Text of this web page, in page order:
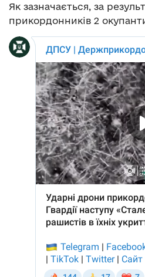
Як зазначається, за
прикордонників 2